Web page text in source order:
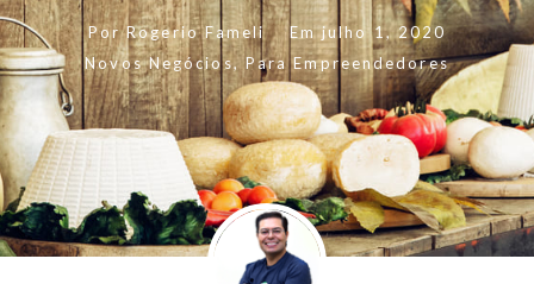
PorRogerio Fameli Em julho 1, 2020
Novos Negócios, Para Empreendedores